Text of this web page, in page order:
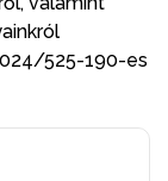
525-190-es